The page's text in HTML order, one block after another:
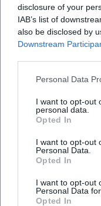
disclosure of your
IAB’s list of
also be disclosed by
Downstream
Personal Data
I want to opt-out
personal data.
Opted In
I want to opt-out
Personal Data.
Opted In
I want to opt-out
Personal Data
Opted In
Häufig
Wann beginnt das
Wie reise ich am